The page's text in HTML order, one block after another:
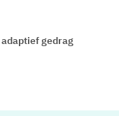
gedrag